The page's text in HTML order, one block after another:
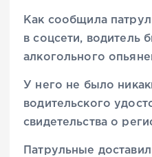
Как сообщила
в соцсети, водитель
алкогольного
У него не было
водительского
свидетельства о
Патрульные